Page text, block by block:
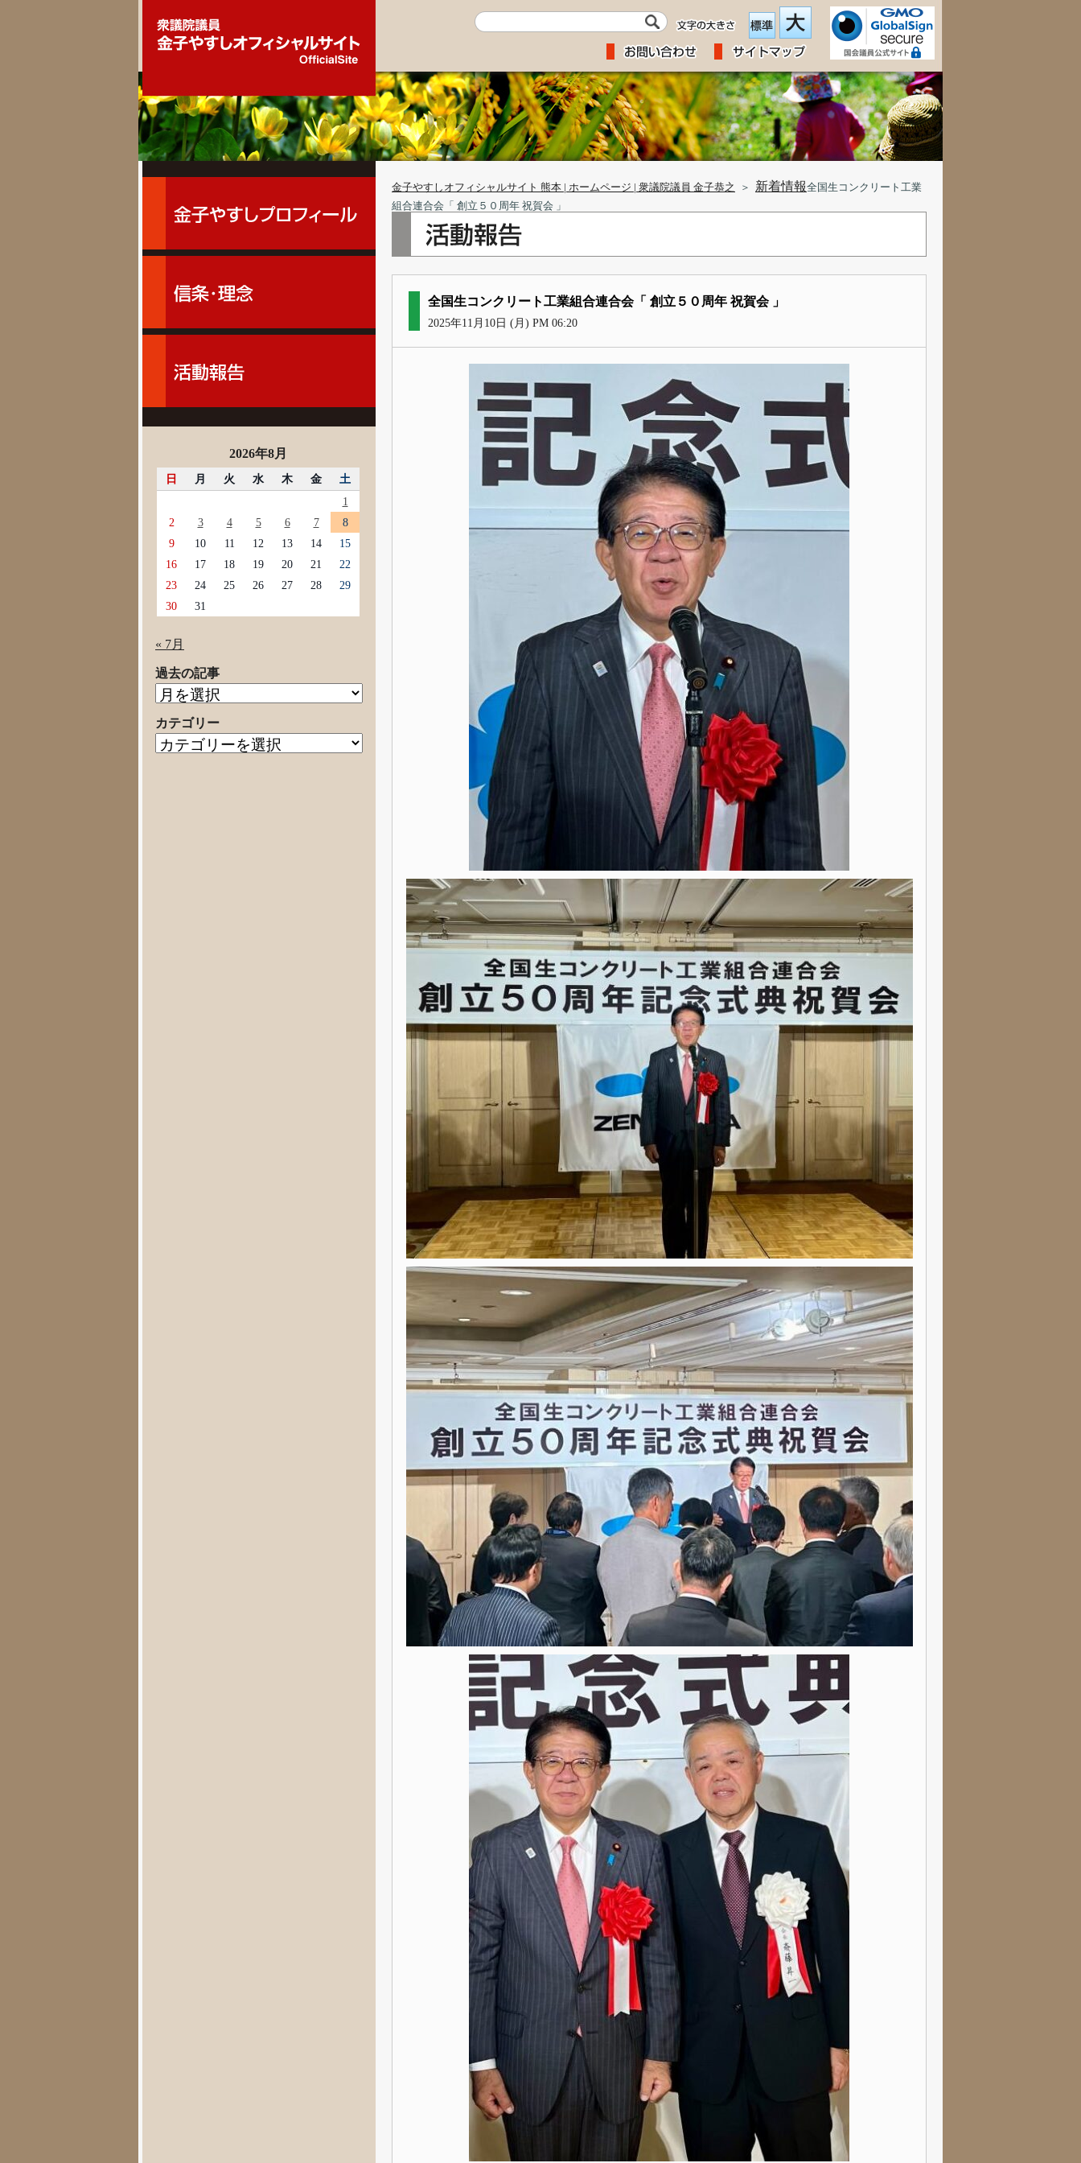
金子やすしオフィシャルサイト 熊本 | ホームページ | 衆議院議員 金子恭之 ＞ 新着情報全国生コンクリート工業
組合連合会「 創立５０周年 祝賀会 」
全国生コンクリート工業組合連合会「 創立５０周年 祝賀会 」
2025年11月10日 (月) PM 06:20
2026年8月
日 月 火 水 木 金
土
1
2
3 4 5 6 7
8
9
10 11 12 13 14
15
16
17 18 19 20 21
22
23
24 25 26 27 28
29
30
31
« 7月
過去の記事
過
の
記
カテゴリー
カ